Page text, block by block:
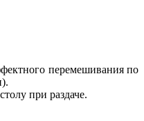
перемешивания по
при раздаче.